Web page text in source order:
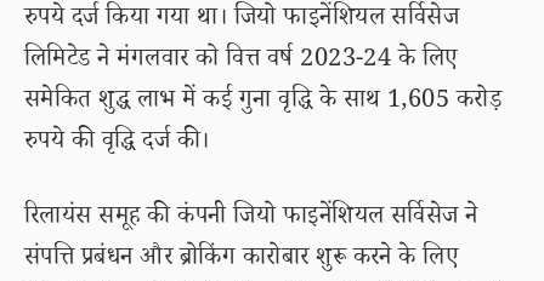
रुपये दर्ज किया गया था। जियो फाइनेंशियल सर्विसेज
लिमिटेड ने मंगलवार को वित्त वर्ष 2023-24 के लिए
समेकित शुद्ध लाभ में कई गुना वृद्धि के साथ 1,605 करोड़
रुपये की वृद्धि दर्ज की।
रिलायंस समूह की कंपनी जियो फाइनेंशियल सर्विसेज ने
संपत्ति प्रबंधन और ब्रोकिंग कारोबार शुरू करने के लिए